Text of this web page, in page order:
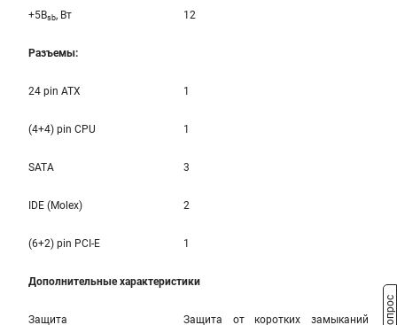
+5Bsb, Вт 12
Разъемы:
24 pin ATX 1
(4+4) pin CPU 1
SATA 3
IDE (Molex) 2
(6+2) pin PCI-E 1
Дополнительные характеристики
Защита Защита от коротких замыканий